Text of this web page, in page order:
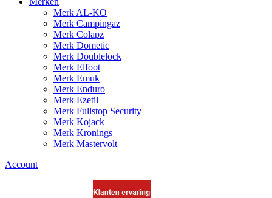
Merk AL-KO
Merk Campingaz
Merk Colapz
Merk Dometic
Merk Doublelock
Merk Elfoot
Merk Emuk
Merk Enduro
Merk Ezetil
Merk Fullstop Security
Merk Kojack
Merk Kronings
Merk Mastervolt
Account